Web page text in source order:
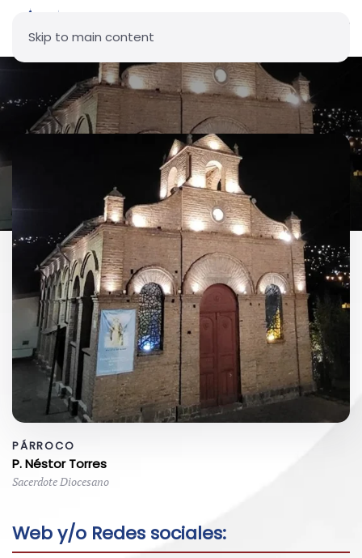
Skip to main content
Parroquia Corpus Christi
PÁRROCO
P. Néstor Torres
Sacerdote Diocesano
Web y/o Redes sociales: